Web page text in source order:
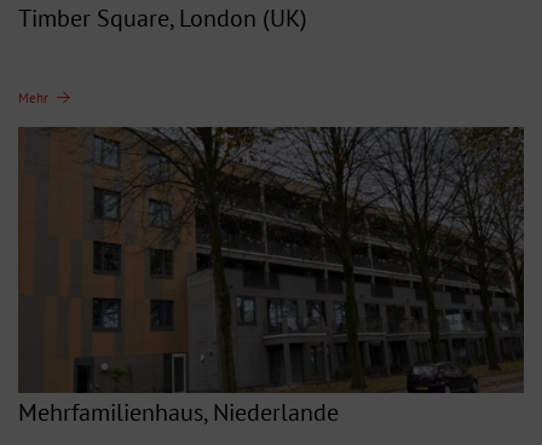
Timber Square, London (UK)
Mehr
Mehrfamilienhaus, Niederlande